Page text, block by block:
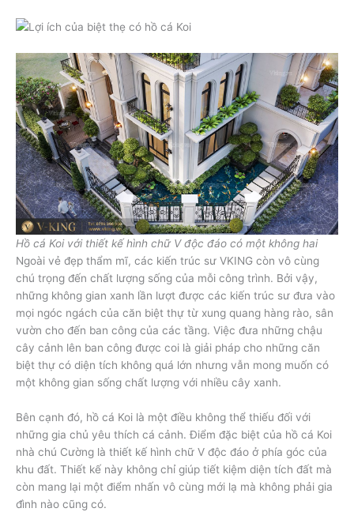
Hồ cá Koi với thiết kế hình chữ V độc đáo có một không hai
Ngoài vẻ đẹp thẩm mĩ, các kiến trúc sư VKING còn vô cùng
chú trọng đến chất lượng sống của mỗi công trình. Bởi vậy,
những không gian xanh lần lượt được các kiến trúc sư đưa vào
mọi ngóc ngách của căn biệt thự từ xung quang hàng rào, sân
vườn cho đến ban công của các tầng. Việc đưa những chậu
cây cảnh lên ban công được coi là giải pháp cho những căn
biệt thự có diện tích không quá lớn nhưng vẫn mong muốn có
một không gian sống chất lượng với nhiều cây xanh.
Bên cạnh đó, hồ cá Koi là một điều không thể thiếu đối với
những gia chủ yêu thích cá cảnh. Điểm đặc biệt của hồ cá Koi
nhà chú Cường là thiết kế hình chữ V độc đáo ở phía góc của
khu đất. Thiết kế này không chỉ giúp tiết kiệm diện tích đất mà
còn mang lại một điểm nhấn vô cùng mới lạ mà không phải gia
đình nào cũng có.